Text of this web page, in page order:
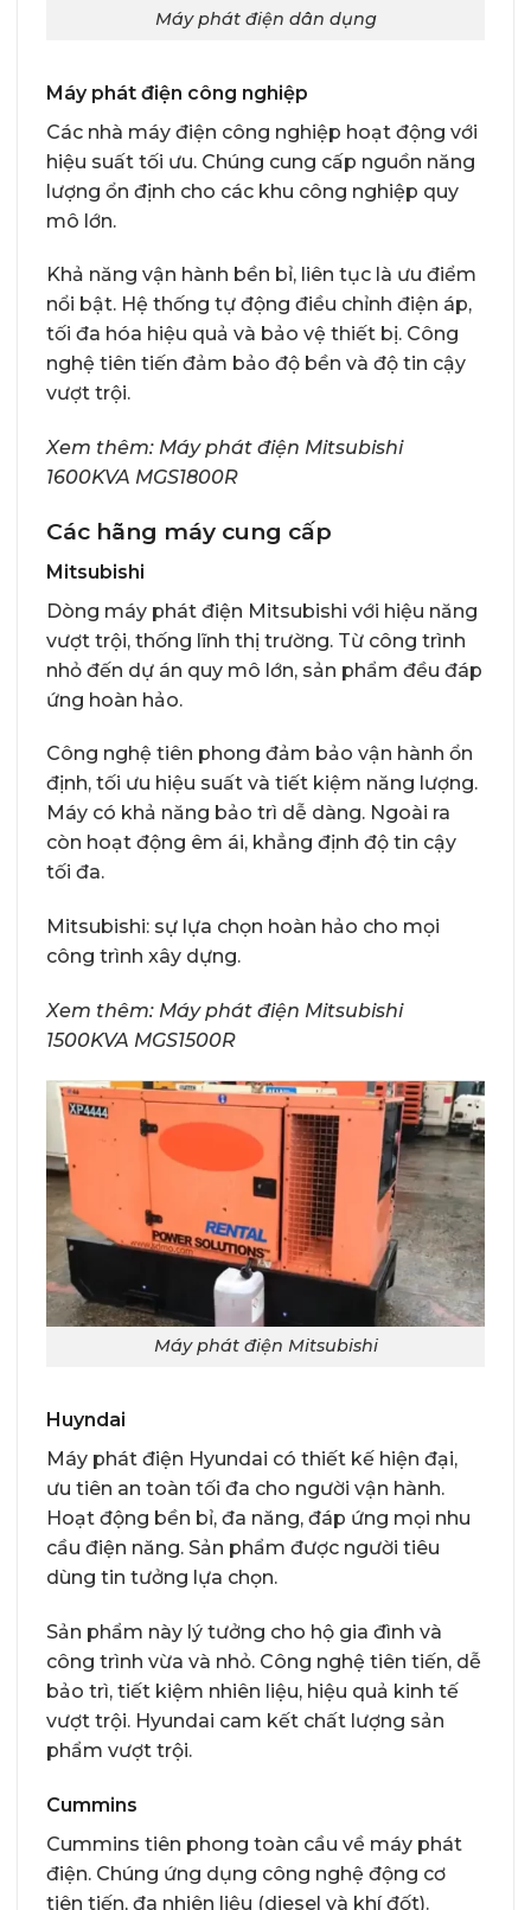
Máy phát điện dân dụng
Máy phát điện công nghiệp
Các nhà máy điện công nghiệp hoạt động với
hiệu suất tối ưu. Chúng cung cấp nguồn năng
lượng ổn định cho các khu công nghiệp quy
mô lớn.
Khả năng vận hành bền bỉ, liên tục là ưu điểm
nổi bật. Hệ thống tự động điều chỉnh điện áp,
tối đa hóa hiệu quả và bảo vệ thiết bị. Công
nghệ tiên tiến đảm bảo độ bền và độ tin cậy
vượt trội.
Xem thêm: Máy phát điện Mitsubishi
1600KVA MGS1800R
Các hãng máy cung cấp
Mitsubishi
Dòng máy phát điện Mitsubishi với hiệu năng
vượt trội, thống lĩnh thị trường. Từ công trình
nhỏ đến dự án quy mô lớn, sản phẩm đều đáp
ứng hoàn hảo.
Công nghệ tiên phong đảm bảo vận hành ổn
định, tối ưu hiệu suất và tiết kiệm năng lượng.
Máy có khả năng bảo trì dễ dàng. Ngoài ra
còn hoạt động êm ái, khẳng định độ tin cậy
tối đa.
Mitsubishi: sự lựa chọn hoàn hảo cho mọi
công trình xây dựng.
Xem thêm: Máy phát điện Mitsubishi
1500KVA MGS1500R
Máy phát điện Mitsubishi
Huyndai
Máy phát điện Hyundai có thiết kế hiện đại,
ưu tiên an toàn tối đa cho người vận hành.
Hoạt động bền bỉ, đa năng, đáp ứng mọi nhu
cầu điện năng. Sản phẩm được người tiêu
dùng tin tưởng lựa chọn.
Sản phẩm này lý tưởng cho hộ gia đình và
công trình vừa và nhỏ. Công nghệ tiên tiến, dễ
bảo trì, tiết kiệm nhiên liệu, hiệu quả kinh tế
vượt trội. Hyundai cam kết chất lượng sản
phẩm vượt trội.
Cummins
Cummins tiên phong toàn cầu về máy phát
điện. Chúng ứng dụng công nghệ động cơ
tiên tiến, đa nhiên liệu (diesel và khí đốt).